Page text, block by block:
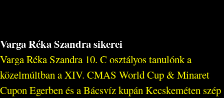
Varga Réka Szandra sikerei
Varga Réka Szandra 10. C osztályos tanulónk a
közelmúltban a XIV. CMAS World Cup & Minaret
Cupon Egerben és a Bácsvíz kupán Kecskeméten szép